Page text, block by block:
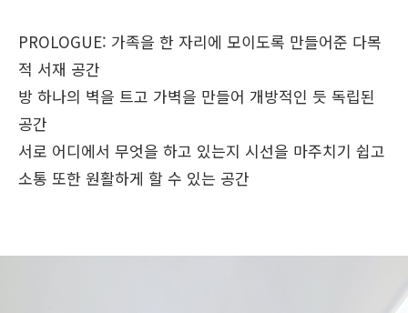
PROLOGUE: 가족을 한 자리에 모이도록 만들어준 다목
적 서재 공간
방 하나의 벽을 트고 가벽을 만들어 개방적인 듯 독립된
공간
서로 어디에서 무엇을 하고 있는지 시선을 마주치기 쉽고
소통 또한 원활하게 할 수 있는 공간